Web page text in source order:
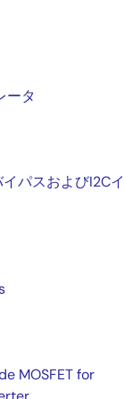
ータ
パスおよびI2C
MOSFET for